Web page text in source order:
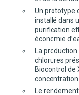
Un prototype
installé dans
purification
économie
La production
chlorures
Biocontrol de
concentration
Le rendement